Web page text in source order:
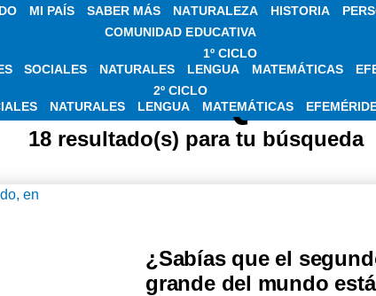
MI PAÍS SABER MÁS NATURALEZA HISTORIA
COMUNIDAD EDUCATIVA
1º CICLO
SOCIALES
NATURALES LENGUA MATEMÁTICAS
2º CICLO
NATURALES LENGUA MATEMÁTICAS
PARQUES
18 resultado(s) para tu búsqueda
¿Sabías que el
grande del mundo